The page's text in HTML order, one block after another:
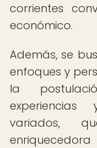
corrientes
económico.
Además, se
enfoques y
la
variados,